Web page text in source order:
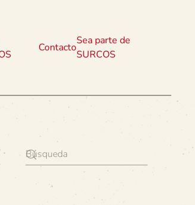
Contacto
Sea parte de
SURCOS